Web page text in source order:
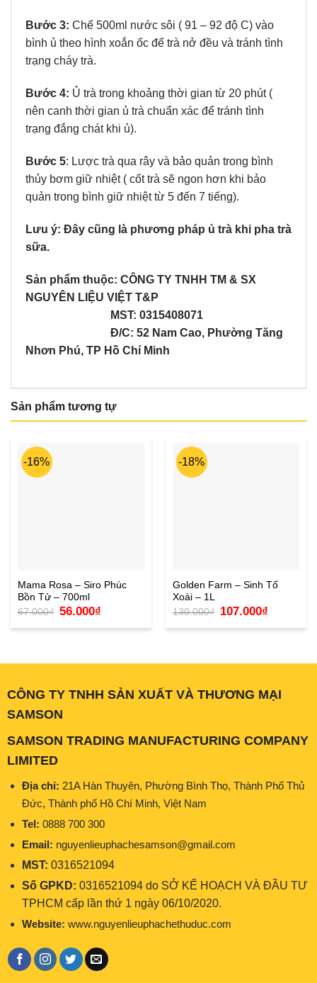
Bước 3: Chế 500ml nước sôi ( 91 – 92 độ C) vào
bình ủ theo hình xoắn ốc để trà nở đều và tránh tình
trạng cháy trà.
Bước 4: Ủ trà trong khoảng thời gian từ 20 phút (
nên canh thời gian ủ trà chuẩn xác để tránh tình
trạng đắng chát khi ủ).
Bước 5: Lược trà qua rây và bảo quản trong bình
thủy bơm giữ nhiệt ( cốt trà sẽ ngon hơn khi bảo
quản trong bình giữ nhiệt từ 5 đến 7 tiếng).
Lưu ý: Đây cũng là phương pháp ủ trà khi pha trà
sữa.
Sản phẩm thuộc: CÔNG TY TNHH TM & SX
NGUYÊN LIỆU VIỆT T&P
MST: 0315408071
Đ/C: 52 Nam Cao, Phường Tăng
Nhơn Phú, TP Hồ Chí Minh
Sản phẩm tương tự
-16%
Mama Rosa – Siro Phúc
Bồn Tử – 700ml
67.000₫
Giá
gốc
là:
56.000₫Giá
tại
-18%
Golden Farm – Sinh Tố
Xoài – 1L
130.000₫
Giá
gốc
là:
107.000₫Giá
tại
CÔNG TY TNHH SẢN XUẤT VÀ THƯƠNG MẠI
SAMSON
SAMSON TRADING MANUFACTURING COMPANY
LIMITED
Địa chỉ: 21A Hàn Thuyên, Phường Bình Thọ, Thành Phố Thủ
Đức, Thành phố Hồ Chí Minh, Việt Nam
Tel: 0888 700 300
Email: nguyenlieuphachesamson@gmail.com
MST: 0316521094
Số GPKD: 0316521094 do SỞ KẾ HOẠCH VÀ ĐẦU TƯ
TPHCM cấp lần thứ 1 ngày 06/10/2020.
Website: www.nguyenlieuphachethuduc.com